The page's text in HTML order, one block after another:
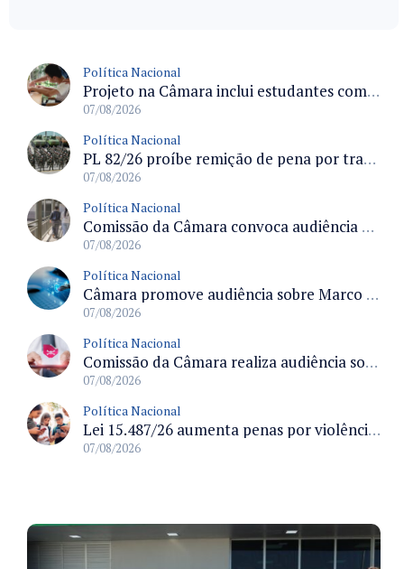
Política Nacional
Projeto na Câmara inclui estudantes com deficiência no regime escolar especial da LDB e estabelece critérios para frequência
07/08/2026
Política Nacional
PL 82/26 proíbe remição de pena por trabalho em funções militares para condenados por crimes contra o Estado Democrático de Direito
07/08/2026
Política Nacional
Comissão da Câmara convoca audiência para discutir misoginia nas escolas e universidades após divulgação de listas misóginas
07/08/2026
Política Nacional
Câmara promove audiência sobre Marco de Fomento à Economia Digital e impactos da inteligência artificial
07/08/2026
Política Nacional
Comissão da Câmara realiza audiência sobre apostas online para medir o tamanho do mercado ilegal
07/08/2026
Política Nacional
Lei 15.487/26 aumenta penas por violência sexual digital contra crianças e adolescentes e autoriza ronda virtual para investigação
07/08/2026